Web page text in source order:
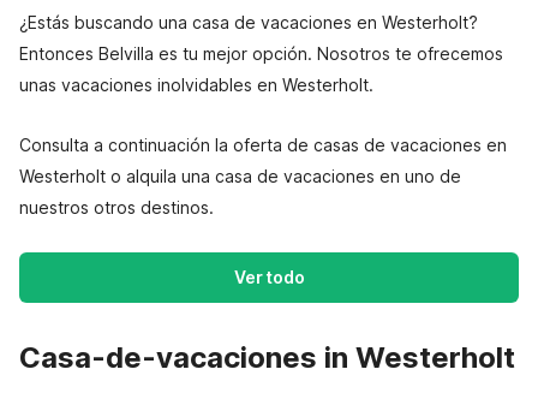
¿Estás buscando una casa de vacaciones en Westerholt?
Entonces Belvilla es tu mejor opción. Nosotros te ofrecemos
unas vacaciones inolvidables en Westerholt.
Consulta a continuación la oferta de casas de vacaciones en
Westerholt o alquila una casa de vacaciones en uno de
nuestros otros destinos.
Ver todo
Casa-de-vacaciones in Westerholt